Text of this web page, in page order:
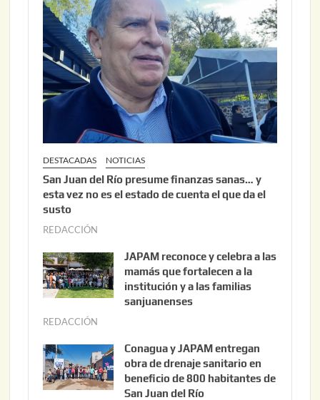
6
2
,
2
6
DESTACADAS NOTICIAS
San Juan del Río presume finanzas sanas… y
esta vez no es el estado de cuenta el que da el
susto
REDACCIÓN
o
s
t
,
2
0
JAPAM reconoce y celebra a las
mamás que fortalecen a la
institución y a las familias
sanjuanenses
REDACCIÓN
n
i
o
Conagua y JAPAM entregan
obra de drenaje sanitario en
beneficio de 800 habitantes de
San Juan del Río